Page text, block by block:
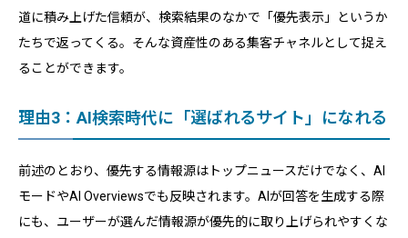
道に積み上げた信頼が、検索結果のなかで「優先表示」というか
たちで返ってくる。そんな資産性のある集客チャネルとして捉え
ることができます。
理由3：AI検索時代に「選ばれるサイト」になれる
前述のとおり、優先する情報源はトップニュースだけでなく、AI
モードやAI Overviewsでも反映されます。AIが回答を生成する際
にも、ユーザーが選んだ情報源が優先的に取り上げられやすくな